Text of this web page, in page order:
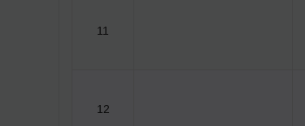
11
12